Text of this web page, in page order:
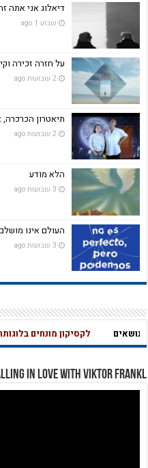
דיאלוג אני אתה
שבוע 1 ago
על חזרה זכירה
2 שבועות ago
תיאטרון הכרכרה,
2 שבועות ago
הלא מודע
3 שבועות ago
העולם אינו
3 שבועות ago
לקסיקון מונחים
in Love with Viktor Frankl